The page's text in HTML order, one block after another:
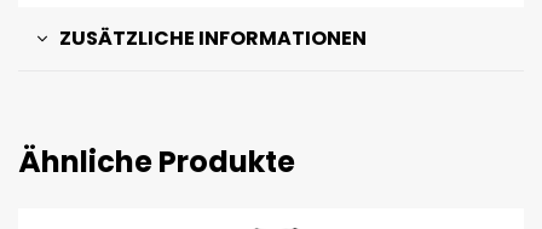
ZUSÄTZLICHE INFORMATIONEN
Ähnliche Produkte